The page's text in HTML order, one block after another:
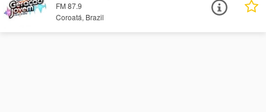
FM 87.9
Coroatá, Brazil